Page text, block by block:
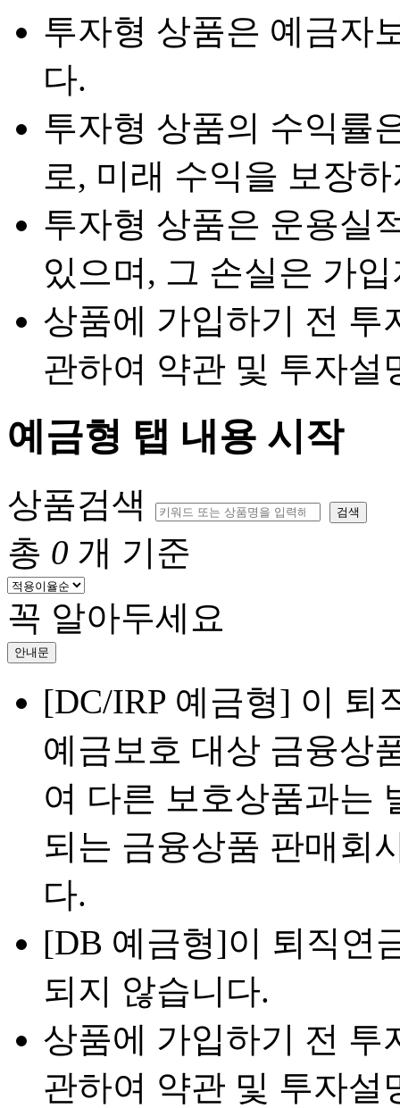
투자형 상품은 예금자
다.
투자형 상품의 수익률
로, 미래 수익을 보장
투자형 상품은 운용실
있으며, 그 손실은 가
상품에 가입하기 전 투
관하여 약관 및 투자설
예금형 탭 내용 시작
상품검색 검색
총 0 개 기준
꼭 알아두세요
안내문
[DC/IRP 예금형] 이 퇴
예금보호 대상 금융상
여 다른 보호상품과는
되는 금융상품 판매회
다.
[DB 예금형]이 퇴직연
되지 않습니다.
상품에 가입하기 전 투
관하여 약관 및 투자설